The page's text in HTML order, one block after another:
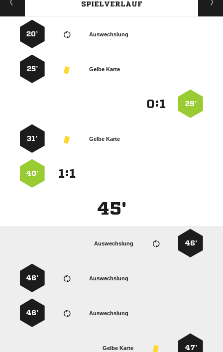
SPIELVERLAUF
Auswechslung
20’
Gelbe Karte
25’
29’
:
Gelbe Karte
31’
:
40’
45'
46’
Auswechslung
Auswechslung
46’
Auswechslung
46’
47’
Gelbe Karte